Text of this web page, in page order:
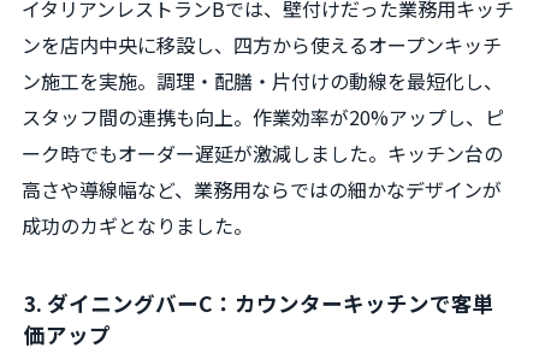
イタリアンレストランBでは、壁付けだった業務用キッチ
ンを店内中央に移設し、四方から使えるオープンキッチ
ン施工を実施。調理・配膳・片付けの動線を最短化し、
スタッフ間の連携も向上。作業効率が20%アップし、ピ
ーク時でもオーダー遅延が激減しました。キッチン台の
高さや導線幅など、業務用ならではの細かなデザインが
成功のカギとなりました。
3. ダイニングバーC：カウンターキッチンで客単
価アップ